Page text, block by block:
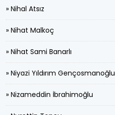
» Nihal Atsız
» Nihat Malkoç
» Nihat Sami Banarlı
» Niyazi Yıldırım Gençosmanoğlu
» Nizameddin İbrahimoğlu